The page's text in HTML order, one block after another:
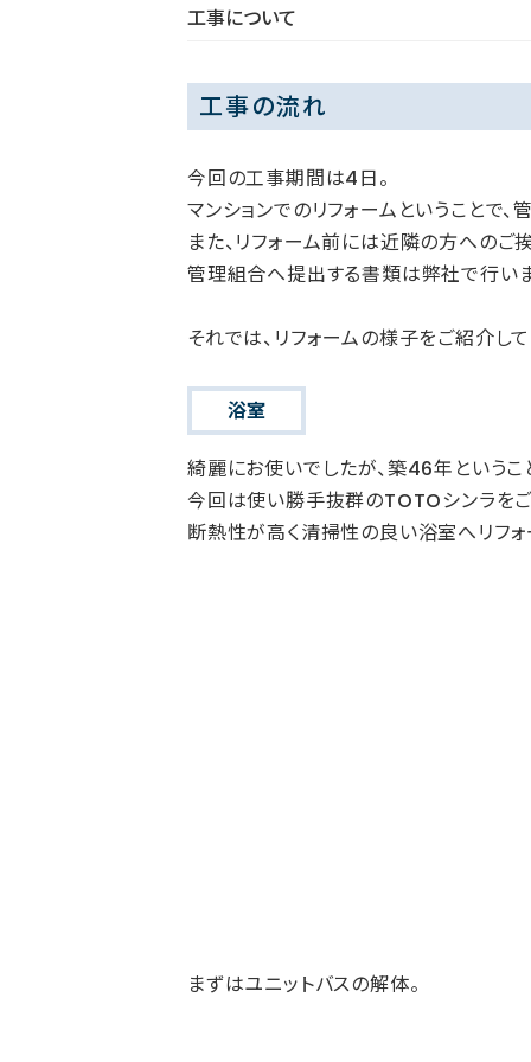
工事について
工事の流れ
今回の工事期間は4日。
マンションでのリフォームということで
また、リフォーム前には近隣の方へのご
管理組合へ提出する書類は弊社で行い
それでは、リフォームの様子をご紹介して
浴室
綺麗にお使いでしたが、築46年という
今回は使い勝手抜群のTOTOシンラを
断熱性が高く清掃性の良い浴室へリフォ
まずはユニットバスの解体。